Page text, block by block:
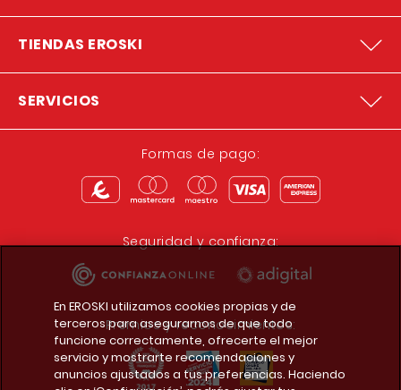
TIENDAS EROSKI
SERVICIOS
Formas de pago:
Seguridad y confianza:
Premios y reconocimientos:
En EROSKI utilizamos cookies propias y de
terceros para asegurarnos de que todo
funcione correctamente, ofrecerte el mejor
servicio y mostrarte recomendaciones y
anuncios ajustados a tus preferencias. Haciendo